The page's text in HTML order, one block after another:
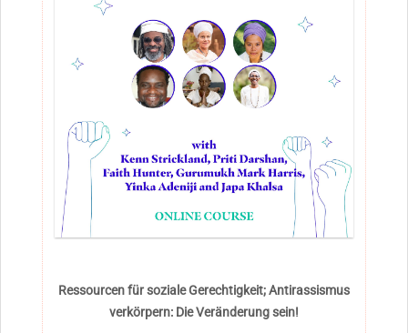
Ressourcen für soziale Gerechtigkeit; Antirassismus
verkörpern: Die Veränderung sein!